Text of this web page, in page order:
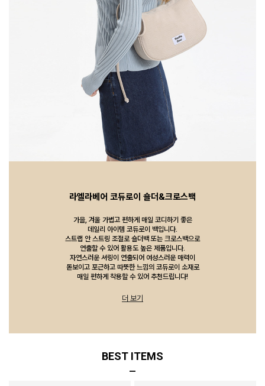
라엘라베어 코듀로이 숄더&크로스백
가을, 겨울 가볍고 편하게 매일 코디하기 좋은
데일리 아이템 코듀로이 백입니다.
스트랩 안 스트링 조절로 숄더백 또는 크로스백으로
연출할 수 있어 활용도 높은 제품입니다.
자연스러운 셔링이 연출되어 여성스러운 매력이
돋보이고 포근하고 따뜻한 느낌의 코듀로이 소재로
매일 편하게 착용할 수 있어 추천드립니다!
더 보기
BEST ITEMS